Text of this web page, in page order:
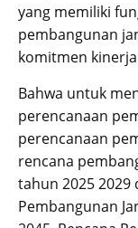
yang memiliki
pembangunan
komitmen
Bahwa untuk
perencanaan
perencanaan
rencana
tahun 2025 2029
Pembangunan